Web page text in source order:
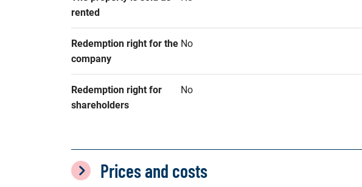
rented
Redemption right for the
company
No
Redemption right for
shareholders
No
Prices and costs